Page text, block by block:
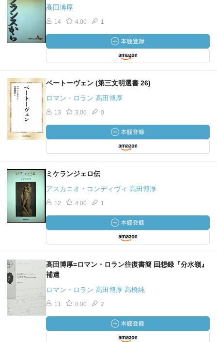
高田博厚
14 4.00 1
ベートーヴェン (第三文明選書 26)
ロマン・ロラン 高田博厚
13 3.00 0
ミケランジェロ伝
アスカニオ・コンディヴィ 高田博厚
12 4.00 1
高田博厚=ロマン・ロラン往復書簡 回想録『分水嶺』
補遺
ロマン・ロラン 高田博厚 高橋純
11 0.00 2